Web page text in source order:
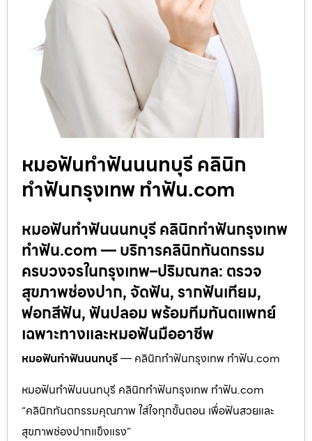
หมอฟันทำฟันนนทบุรี คลินิก
ทำฟันกรุงเทพ ทำฟัน.com
หมอฟันทำฟันนนทบุรี คลินิกทำฟันกรุงเทพ
ทำฟัน.com — บริการคลินิกทันตกรรม
ครบวงจรในกรุงเทพ–ปริมณฑล: ตรวจ
สุขภาพช่องปาก, จัดฟัน, รากฟันเทียม,
ฟอกสีฟัน, ฟันปลอม พร้อมทีมทันตแพทย์
เฉพาะทางและหมอฟันมืออาชีพ
หมอฟันทำฟันนนทบุรี— คลินิกทำฟันกรุงเทพ ทำฟัน.com
หมอฟันทำฟันนนทบุรี คลินิกทำฟันกรุงเทพ ทำฟัน.com
“คลินิกทันตกรรมคุณภาพ ใส่ใจทุกขั้นตอน เพื่อฟันสวยและ
สุขภาพช่องปากแข็งแรง”